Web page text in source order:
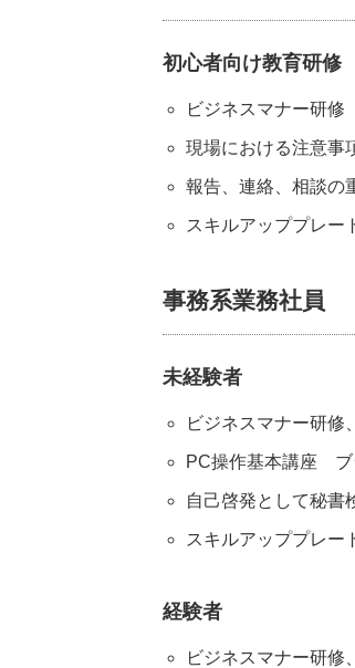
初心者向け教育研修
ビジネスマナー研
現場における注意事
報告、連絡、相談の
スキルアッププレー
事務系業務社員
未経験者
ビジネスマナー研修
PC操作基本講座 ブ
自己啓発として秘
スキルアッププレー
経験者
ビジネスマナー研修